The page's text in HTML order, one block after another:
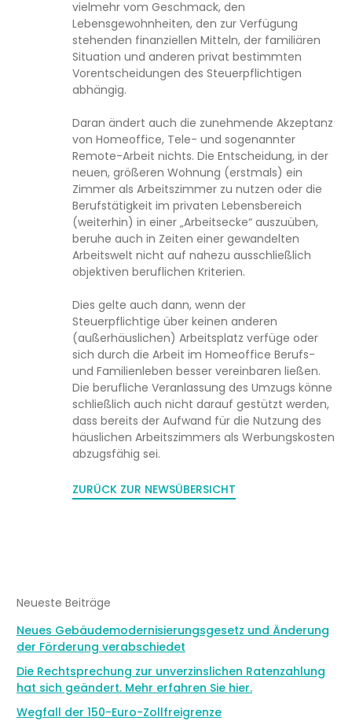
vielmehr vom Geschmack, den
Lebensgewohnheiten, den zur Verfügung
stehenden finanziellen Mitteln, der familiären
Situation und anderen privat bestimmten
Vorentscheidungen des Steuerpflichtigen
abhängig.
Daran ändert auch die zunehmende Akzeptanz
von Homeoffice, Tele- und sogenannter
Remote-Arbeit nichts. Die Entscheidung, in der
neuen, größeren Wohnung (erstmals) ein
Zimmer als Arbeitszimmer zu nutzen oder die
Berufstätigkeit im privaten Lebensbereich
(weiterhin) in einer „Arbeitsecke“ auszuüben,
beruhe auch in Zeiten einer gewandelten
Arbeitswelt nicht auf nahezu ausschließlich
objektiven beruflichen Kriterien.
Dies gelte auch dann, wenn der
Steuerpflichtige über keinen anderen
(außerhäuslichen) Arbeitsplatz verfüge oder
sich durch die Arbeit im Homeoffice Berufs-
und Familienleben besser vereinbaren ließen.
Die berufliche Veranlassung des Umzugs könne
schließlich auch nicht darauf gestützt werden,
dass bereits der Aufwand für die Nutzung des
häuslichen Arbeitszimmers als Werbungskosten
abzugsfähig sei.
ZURÜCK ZUR NEWSÜBERSICHT
Neueste Beiträge
Neues Gebäudemodernisierungsgesetz und Änderung
der Förderung verabschiedet
Die Rechtsprechung zur unverzinslichen Ratenzahlung
hat sich geändert. Mehr erfahren Sie hier.
Wegfall der 150-Euro-Zollfreigrenze